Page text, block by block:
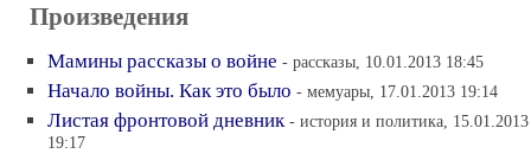
Произведения
Мамины рассказы о войне - рассказы, 10.01.2013 18:45
Начало войны. Как это было - мемуары, 17.01.2013 19:14
Листая фронтовой дневник - история и политика, 15.01.2013
19:17